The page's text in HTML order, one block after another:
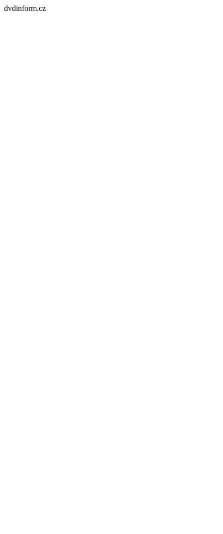
dvdinform.cz